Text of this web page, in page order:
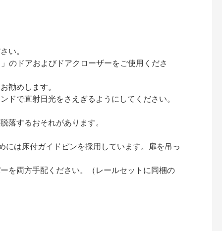
い。
のドアおよびドアクローザーをご使用くださ
勧めします。
で直射日光をさえぎるようにしてください。
するおそれがあります。
は床付ガイドピンを採用しています。扉を吊っ
を両方手配ください。（レールセットに同梱の